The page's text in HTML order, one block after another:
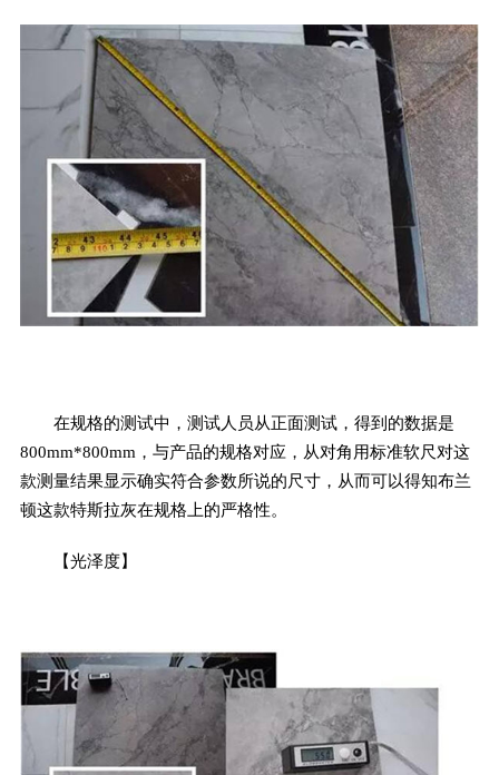
在规格的测试中，测试人员从正面测试，得到的数据是
800mm*800mm，与产品的规格对应，从对角用标准软尺对这
款测量结果显示确实符合参数所说的尺寸，从而可以得知布兰
顿这款特斯拉灰在规格上的严格性。
【光泽度】